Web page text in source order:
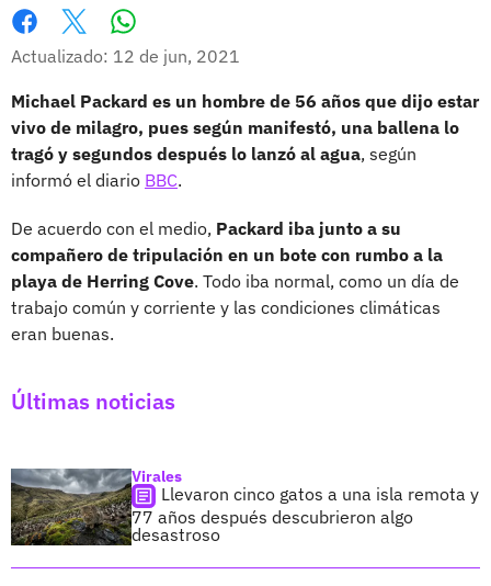
Facebook
X
Actualizado: 12 de jun, 2021
Michael Packard es un hombre de 56 años que dijo estar
vivo de milagro, pues según manifestó, una ballena lo
tragó y segundos después lo lanzó al agua, según
informó el diario BBC.
De acuerdo con el medio, Packard iba junto a su
compañero de tripulación en un bote con rumbo a la
playa de Herring Cove. Todo iba normal, como un día de
trabajo común y corriente y las condiciones climáticas
eran buenas.
Últimas noticias
Virales
Llevaron cinco gatos a una isla remota y
77 años después descubrieron algo
desastroso